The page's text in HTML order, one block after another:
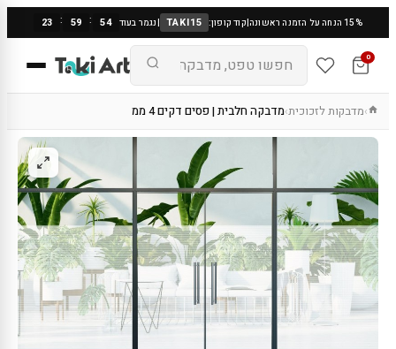
15% הנחה על הזמנה ראשונה |קוד קופון: TAKI15
|נגמר בעוד 23 : 59 : 53
0
›מדבקות לזכוכית›מדבקה חלבית | פסים דקים 4 ממ